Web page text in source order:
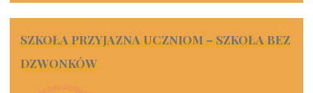
SZKOŁA PRZYJAZNA UCZNIOM – SZKOŁA BEZ
DZWONKÓW